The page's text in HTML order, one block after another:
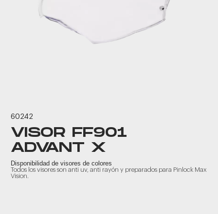
60242
VISOR FF901
ADVANT X
Disponibilidad de visores de colores
Todos los visores son anti uv, anti rayón y preparados para Pinlock Max
Vision.